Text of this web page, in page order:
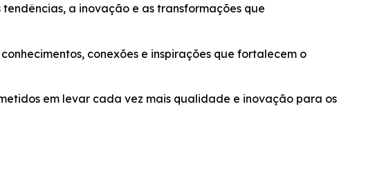
a inovação e as transformações que
conexões e inspirações que fortalecem o
em levar cada vez mais qualidade e inovação para os